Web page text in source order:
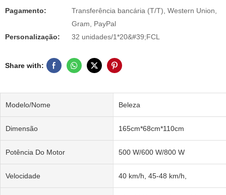
Pagamento:
Transferência bancária (T/T), Western Union,
Gram, PayPal
Personalização:
32 unidades/1*20&#39;FCL
Share with:
Modelo/Nome Beleza
Dimensão 165cm*68cm*110cm
Potência Do Motor 500 W/600 W/800 W
Velocidade 40 km/h, 45-48 km/h,